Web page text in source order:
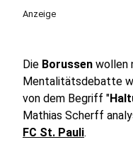
Anzeige
Die Borussen wollen
Mentalitätsdebatte
von dem Begriff "
Mathias Scherff
FC St. Pauli.